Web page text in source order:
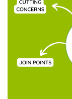
发
我